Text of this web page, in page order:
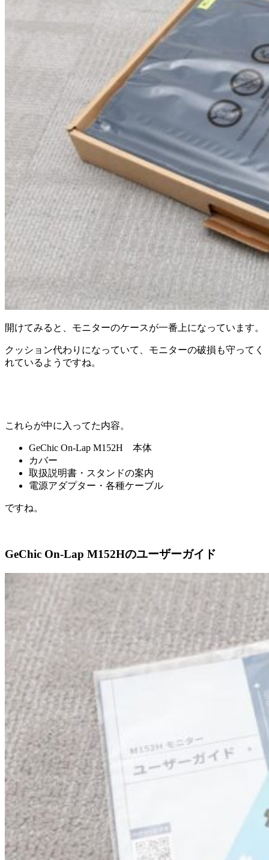
開けてみると、モニターのケースが一番上になっています。
クッション代わりになっていて、モニターの破損も守ってく
れているようですね。
これらが中に入ってた内容。
GeChic On-Lap M152H 本体
カバー
取扱説明書・スタンドの案内
電源アダプター・各種ケーブル
ですね。
GeChic On-Lap M152Hのユーザーガイド